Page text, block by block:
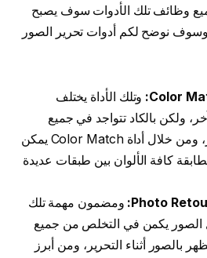
وظائف تلك الأدوات سوف يصبح
نوضح لكم أدوات تحرير الصور
وتلك الأداة يختلف
ولكن بالكاد تتواجد في جميع
تطبيقات تعديل الصور، ومن خلال أداة Color Match يمكن
كافة الألوان بين طبقات عديدة
ومضمون مهمة تلك
الصور يكمن في التخلص من جميع
بالصور أثناء التحرير، ومن أبرز